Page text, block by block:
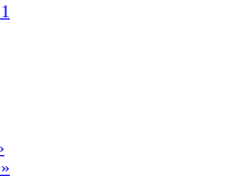
1
›
»